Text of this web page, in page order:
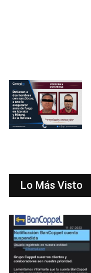
Lo Más Visto